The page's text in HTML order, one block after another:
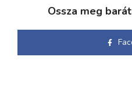
Ossza meg